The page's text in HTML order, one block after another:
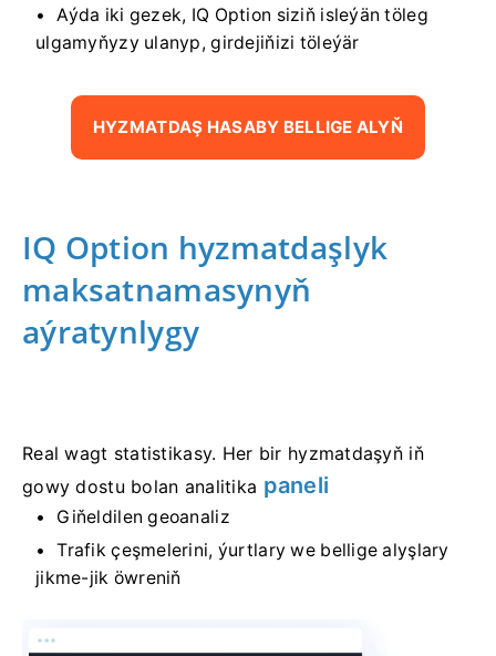
Aýda iki gezek, IQ Option siziň isleýän töleg
ulgamyňyzy ulanyp, girdejiňizi töleýär
HYZMATDAŞ HASABY BELLIGE ALYŇ
IQ Option hyzmatdaşlyk
maksatnamasynyň
aýratynlygy
Real wagt statistikasy. Her bir hyzmatdaşyň iň
gowy dostu bolan analitika paneli
Giňeldilen geoanaliz
Trafik çeşmelerini, ýurtlary we bellige alyşlary
jikme-jik öwreniň